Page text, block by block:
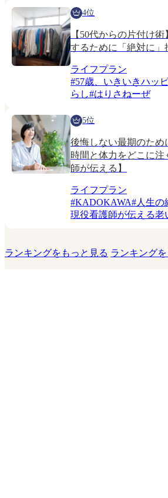
4位
【50代からの片付け
するために「絶対に」
ライフプラン
#57歳、いきいきハッ
らし#はりさねーぜ
5位
後悔しない最期のため
時間と体力をどこに
師が伝える】
ライフプラン
#KADOKAWA#人生の
現役看護師が伝える老
ランキングをもっと見る ランキング